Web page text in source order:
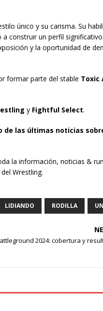
único y su carisma. Su
construir un perfil
y la oportunidad de
formar parte del stable Toxic
y Fightful Select.
las últimas noticias sobre
la información, noticias &
Wrestling.
LIDIANDO RODILLA
2024: cobertura y